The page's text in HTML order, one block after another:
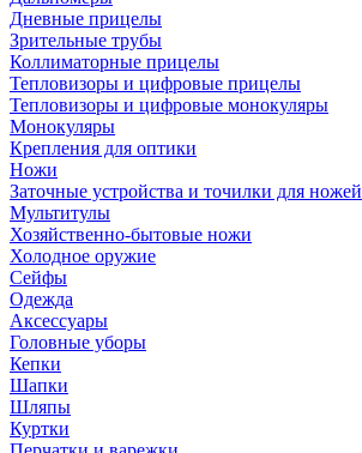
Дневные прицелы
Зрительные трубы
Коллиматорные прицелы
Тепловизоры и цифровые прицелы
Тепловизоры и цифровые монокуляры
Монокуляры
Крепления для оптики
Ножи
Заточные устройства и точилки для ножей
Мультитулы
Хозяйственно-бытовые ножи
Холодное оружие
Сейфы
Одежда
Аксессуары
Головные уборы
Кепки
Шапки
Шляпы
Куртки